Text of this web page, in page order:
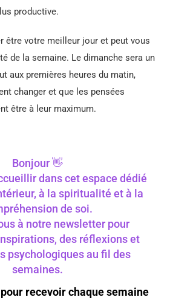
productive.
être votre meilleur jour et peut vous
de la semaine. Le dimanche sera un
aux premières heures du matin,
changer et que les pensées
être à leur maximum.
Bonjour 👋
dans cet espace dédié
à la spiritualité et à la
de soi.
à notre newsletter pour
des réflexions et
psychologiques au fil des
semaines.
recevoir chaque semaine